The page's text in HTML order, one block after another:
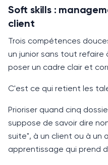
Soft skills :
client
Trois compétences
un junior sans tout
poser un cadre clair et
C'est ce qui retient les
Prioriser quand cinq
suppose de savoir dire
suite", à un client ou à un
apprentissage qui prend